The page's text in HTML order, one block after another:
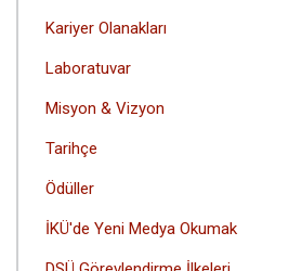
Kariyer Olanakları
Laboratuvar
Misyon & Vizyon
Tarihçe
Ödüller
İKÜ'de Yeni Medya Okumak